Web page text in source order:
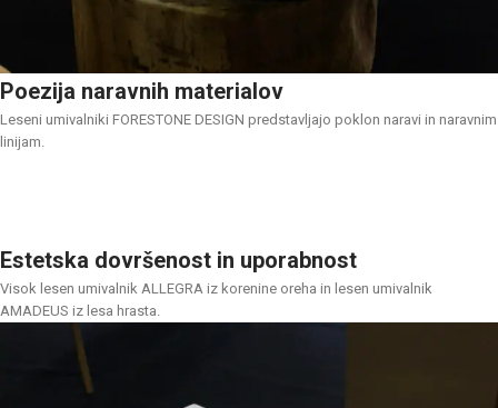
Poezija naravnih materialov
Leseni umivalniki FORESTONE DESIGN predstavljajo poklon naravi in naravnim
linijam.
Estetska dovršenost in uporabnost
Visok lesen umivalnik ALLEGRA iz korenine oreha in lesen umivalnik
AMADEUS iz lesa hrasta.